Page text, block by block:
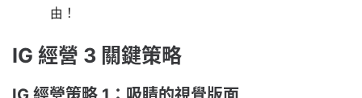
由！
IG 經營 3 關鍵策略